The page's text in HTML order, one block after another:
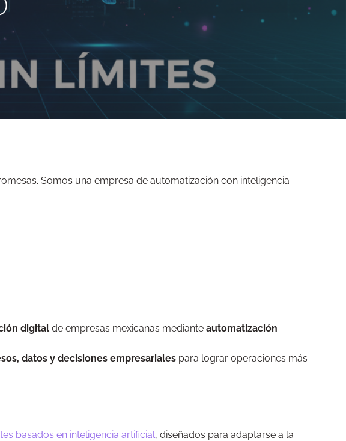
Somos una empresa de automatización con inteligencia
digital de empresas mexicanas mediante automatización
datos y decisiones empresariales para lograr operaciones más
basados en inteligencia artificial, diseñados para adaptarse a la